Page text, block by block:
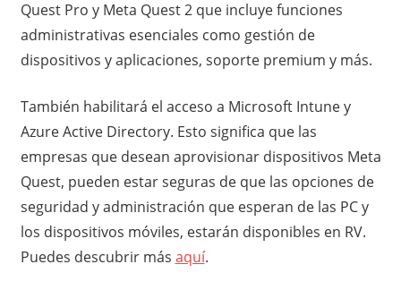
Quest Pro y Meta Quest 2 que incluye funciones
administrativas esenciales como gestión de
dispositivos y aplicaciones, soporte premium y más.
También habilitará el acceso a Microsoft Intune y
Azure Active Directory. Esto significa que las
empresas que desean aprovisionar dispositivos Meta
Quest, pueden estar seguras de que las opciones de
seguridad y administración que esperan de las PC y
los dispositivos móviles, estarán disponibles en RV.
Puedes descubrir más aquí.